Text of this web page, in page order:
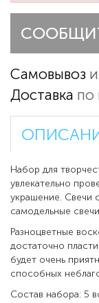
Самовывоз
Доставка по
Набор для
увлекательно
украшение. Свечи
самодельные
Разноцветные
достаточно
будет очень
способных
Состав набора: 5